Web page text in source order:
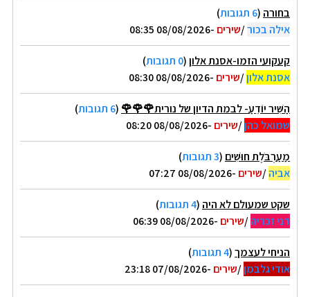
בחורה (6 תגובות
)
אילה בכור/שירים -08/08/2026 08:35
קעקועי הזמו-אסנת אלון(0 תגובות
)
אסנת אלון/שירים -08/08/2026 08:30
הַשִּׁיר יוֹדֵעַ- לבמת הדיון של נורית🌹🌹🌹 (6 תגובות
)
שמואל כהן/שירים -08/08/2026 08:20
מַעַרְבֹּלֶת חוּשִׁים (3 תגובות
)
אביה/שירים -08/08/2026 07:27
שקט שמעולם לא היה (4 תגובות
)
דני זכריה/שירים -08/08/2026 06:39
הניחי לעצמך(4 תגובות
)
אודי גלבמן/שירים -07/08/2026 23:18